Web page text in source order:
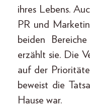
ihres Lebens.
PR und
beiden
erzählt sie. Die
auf der
beweist die
Hause war.